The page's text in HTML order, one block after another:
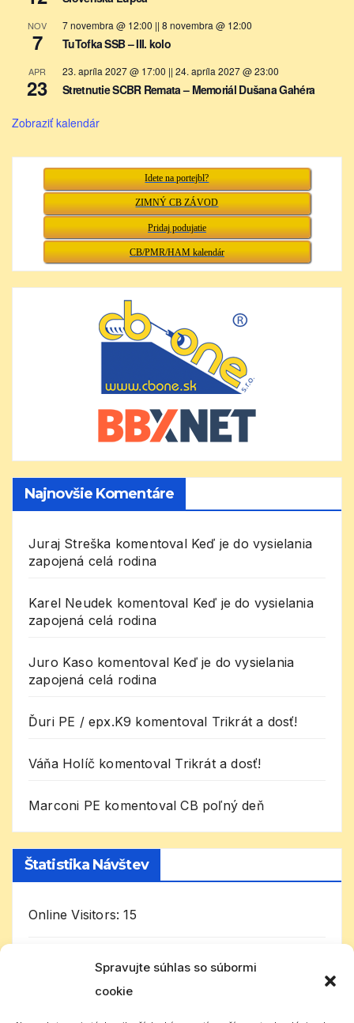
Spravujte súhlas so súbormi
cookie
NOV
7
7 novembra @ 12:00 || 8 novembra @ 12:00
TuTofka SSB – III. kolo
APR
23
23. apríla 2027 @ 17:00 || 24. apríla 2027 @ 23:00
Stretnutie SCBR Remata – Memoriál Dušana Gahéra
Zobraziť kalendár
Idete na portejbl?
ZIMNÝ CB ZÁVOD
Pridaj podujatie
CB/PMR/HAM kalendár
Najnovšie Komentáre
Juraj Streška komentoval Keď je do vysielania
zapojená celá rodina
Karel Neudek komentoval Keď je do vysielania
zapojená celá rodina
Juro Kaso komentoval Keď je do vysielania
zapojená celá rodina
Ďuri PE / epx.K9 komentoval Trikrát a dosť!
Váňa Holíč komentoval Trikrát a dosť!
Marconi PE komentovalCB poľný deň
Štatistika Návštev
Online Visitors:15
Today's Visitors:32